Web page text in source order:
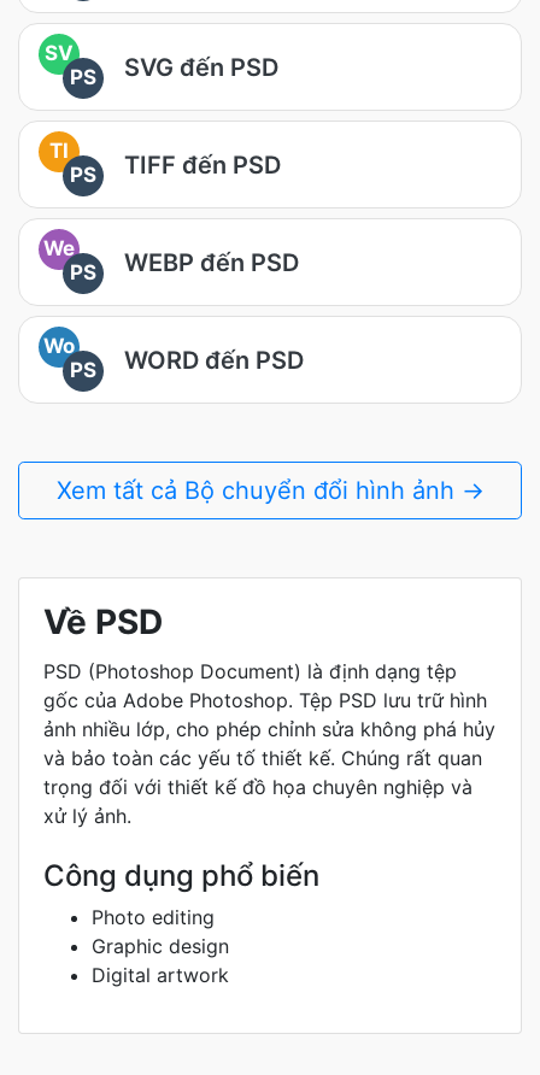
SV
PS
SVG đến PSD
TI
PS
TIFF đến PSD
We
PS
WEBP đến PSD
Wo
PS
WORD đến PSD
Xem tất cả Bộ chuyển đổi hình ảnh →
Về PSD
PSD (Photoshop Document) là định dạng tệp
gốc của Adobe Photoshop. Tệp PSD lưu trữ hình
ảnh nhiều lớp, cho phép chỉnh sửa không phá hủy
và bảo toàn các yếu tố thiết kế. Chúng rất quan
trọng đối với thiết kế đồ họa chuyên nghiệp và
xử lý ảnh.
Công dụng phổ biến
Photo editing
Graphic design
Digital artwork